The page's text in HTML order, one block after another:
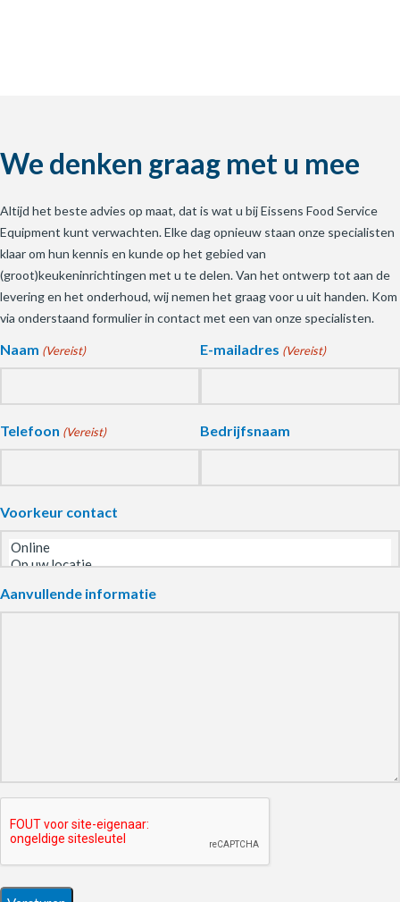
We denken graag met u mee
Altijd het beste advies op maat, dat is wat u bij Eissens Food Service
Equipment kunt verwachten. Elke dag opnieuw staan onze specialisten
klaar om hun kennis en kunde op het gebied van
(groot)keukeninrichtingen met u te delen. Van het ontwerp tot aan de
levering en het onderhoud, wij nemen het graag voor u uit handen. Kom
via onderstaand formulier in contact met een van onze specialisten.
Naam (Vereist) E-mailadres (Vereist)
Telefoon (Vereist) Bedrijfsnaam
Voorkeur contact
Aanvullende informatie